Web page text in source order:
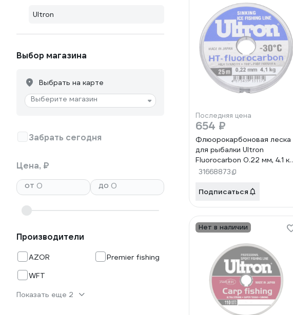
Ultron
Выбор магазина
Выбрать на карте
Выберите магазин
Забрать сегодня
Цена, ₽
от
до
Производители
AZOR
Premier fishing
WFT
Показать еще 2
Последняя цена
654 ₽
Флюорокарбоновая леска
для рыбалки Ultron
Fluorocarbon 0.22 мм, 4.1 кг,
25 м, прозрачная pkn07411
31668873
Подписаться
Нет в наличии